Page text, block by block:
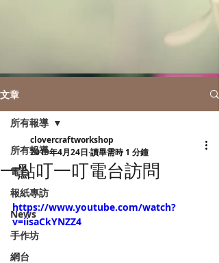
文章
所有報導
電台
報紙專訪
News
手作坊
網台
所有報導
一點叮一叮電台訪問
clovercraftworkshop
2019年4月24日 讀畢需時 1 分鐘
https://www.youtube.com/watch?
v=iisaCkYNZZ4